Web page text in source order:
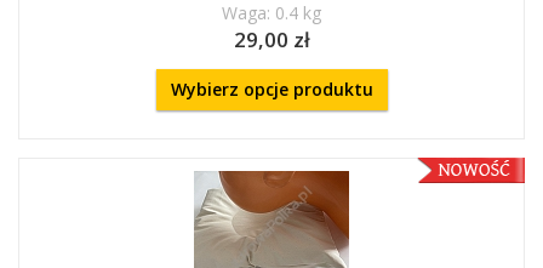
Waga: 0.4 kg
29,00 zł
Wybierz opcje produktu